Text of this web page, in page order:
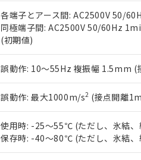
各端子とアース間: AC2500V 50/
同極端子間: AC2500V 50/60Hz
(初期値)
誤動作: 10～55Hz 複振幅 1.5mm (
誤動作: 最大1000m/s2 (接点開離
使用時: -25～55℃ (ただし、氷結、
保存時: -40～80℃ (ただし、氷結、